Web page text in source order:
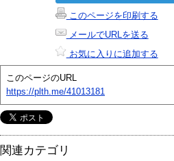
このページを印刷する
メールでURLを送る
お気に入りに追加する
このページのURL
https://plth.me/41013181
関連カテゴリ